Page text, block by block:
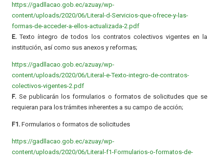
https://gadllacao.gob.ec/azuay/wp-
content/uploads/2020/06/Literal-d-Servicios-que-ofrece-y-las-
formas-de-acceder-a-ellos-actualizada-2.pdf
E. Texto íntegro de todos los contratos colectivos vigentes en la
institución, así como sus anexos y reformas;
https://gadllacao.gob.ec/azuay/wp-
content/uploads/2020/06/Literal-e-Texto-integro-de-contratos-
colectivos-vigentes-2.pdf
F. Se publicarán los formularios o formatos de solicitudes que se
requieran para los trámites inherentes a su campo de acción;
F1. Formularios o formatos de solicitudes
https://gadllacao.gob.ec/azuay/wp-
content/uploads/2020/06/Literal-f1-Formularios-o-formatos-de-